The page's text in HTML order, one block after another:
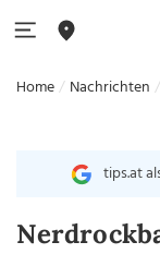
Home Nachrichten
tips.at